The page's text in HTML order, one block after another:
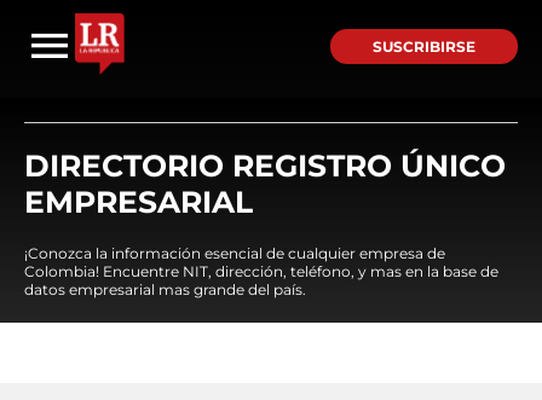
SUSCRIBIRSE
DIRECTORIO REGISTRO ÚNICO
EMPRESARIAL
¡Conozca la información esencial de cualquier empresa de
Colombia! Encuentre NIT, dirección, teléfono, y mas en la base de
datos empresarial mas grande del país.